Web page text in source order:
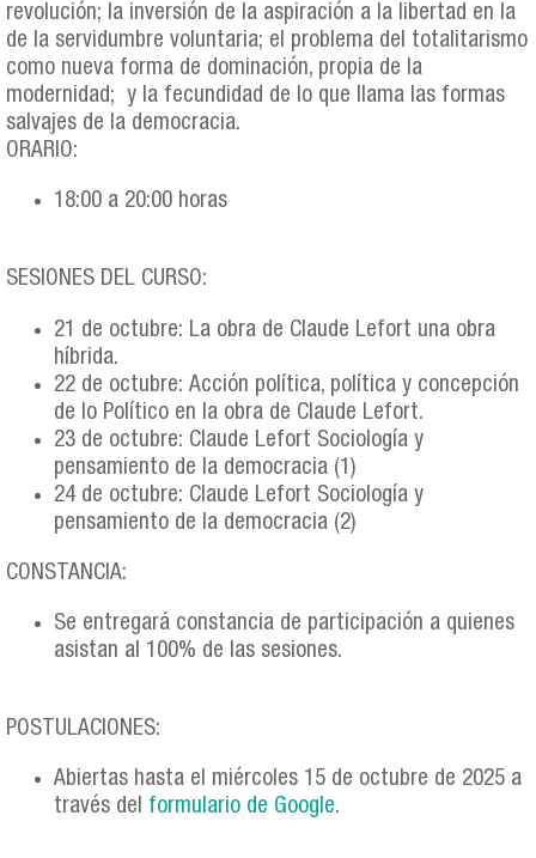
revolución; la inversión de la aspiración a la libertad en la
de la servidumbre voluntaria; el problema del totalitarismo
como nueva forma de dominación, propia de la
modernidad; y la fecundidad de lo que llama las formas
salvajes de la democracia.
ORARIO:
18:00 a 20:00 horas
SESIONES DEL CURSO:
21 de octubre: La obra de Claude Lefort una obra
híbrida.
22 de octubre: Acción política, política y concepción
de lo Político en la obra de Claude Lefort.
23 de octubre: Claude Lefort Sociología y
pensamiento de la democracia (1)
24 de octubre: Claude Lefort Sociología y
pensamiento de la democracia (2)
CONSTANCIA:
Se entregará constancia de participación a quienes
asistan al 100% de las sesiones.
POSTULACIONES:
Abiertas hasta el miércoles 15 de octubre de 2025 a
través del formulario de Google.